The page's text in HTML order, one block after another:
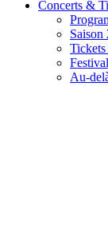
Concerts &
Saison
Au-